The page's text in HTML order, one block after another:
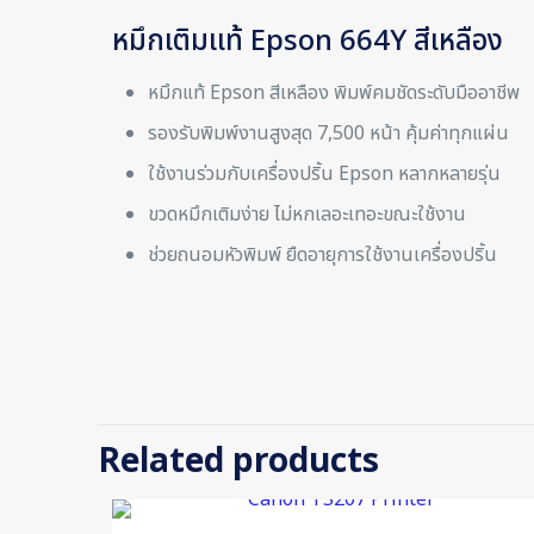
หมึกเติมแท้ Epson 664Y สีเหลือง
หมึกแท้ Epson สีเหลือง พิมพ์คมชัดระดับมืออาชีพ
รองรับพิมพ์งานสูงสุด 7,500 หน้า คุ้มค่าทุกแผ่น
ใช้งานร่วมกับเครื่องปริ้น Epson หลากหลายรุ่น
ขวดหมึกเติมง่าย ไม่หกเลอะเทอะขณะใช้งาน
ช่วยถนอมหัวพิมพ์ ยืดอายุการใช้งานเครื่องปริ้น
Related products